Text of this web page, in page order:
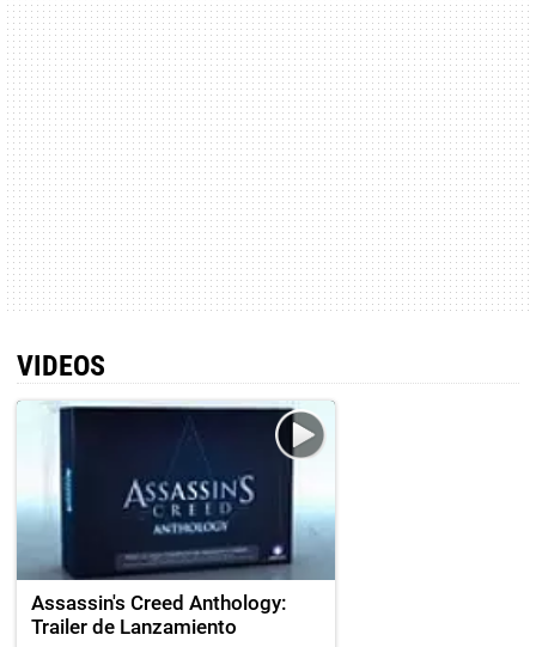
VIDEOS
Assassin's Creed Anthology:
Trailer de Lanzamiento